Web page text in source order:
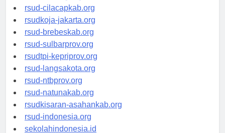
rsud-sintang.org
rsud-cilacapkab.org
rsudkoja-jakarta.org
rsud-brebeskab.org
rsud-sulbarprov.org
rsudtpi-kepriprov.org
rsud-langsakota.org
rsud-ntbprov.org
rsud-natunakab.org
rsudkisaran-asahankab.org
rsud-indonesia.org